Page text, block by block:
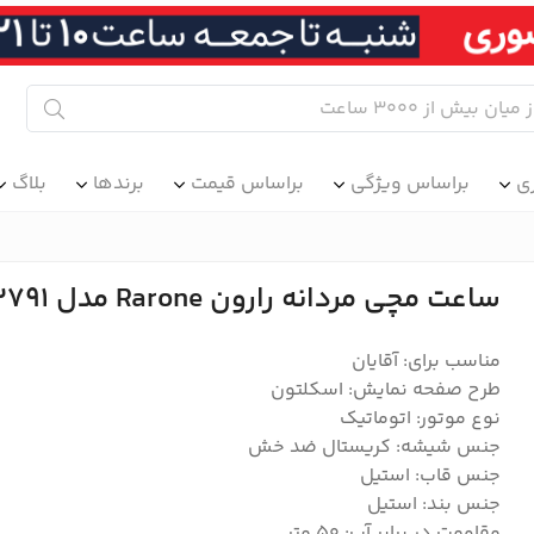
براساس ویژگی براساس قیمت برندها بلاگ
ساعت مچی مردانه رارون Rarone مدل 88602791
مناسب برای: آقایان
طرح صفحه نمایش: اسکلتون
نوع موتور: اتوماتیک
جنس شیشه: کریستال ضد خش
جنس قاب: استیل
جنس بند: استیل